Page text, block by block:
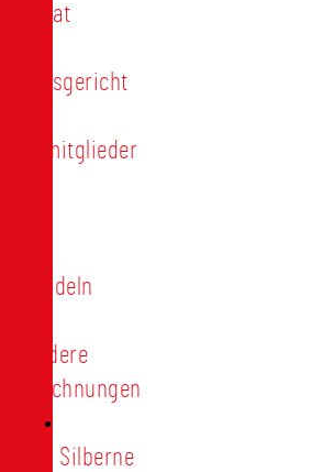
Ehrenrat
Schiedsgericht
Ehrenmitglieder
Treunadeln
Besondere
Auszeichnungen
Silberne